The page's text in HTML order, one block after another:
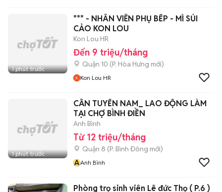
1 phút trước
*** - NHÂN VIÊN PHỤ BẾP - MÌ SỦI
CẢO KON LOU
Kon Lou HR
Đến 9 triệu/tháng
Quận 10 (P. Hòa Hưng mới)
Kon Lou HR
1 phút trước
CẦN TUYỂN NAM_ LAO ĐỘNG LÀM
TẠI CHỢ BÌNH ĐIỀN
Anh Bình
Từ 12 triệu/tháng
Quận 8 (P. Bình Đông mới)
AAnh Bình
Phòng trọ sinh viên Lê đức Thọ ( P.6 )